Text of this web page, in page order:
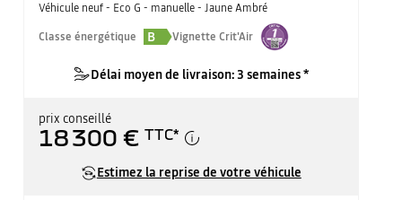
Véhicule neuf - Eco G - manuelle - Jaune Ambré
Classe énergétique
B Vignette Crit'Air
Délai moyen de livraison: 3 semaines *
prix conseillé
18 300 € TTC*
Estimez la reprise de votre véhicule